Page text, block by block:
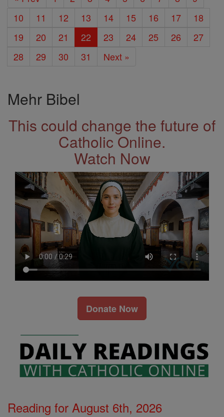
10
11 12 13 14 15 16 17
18
19
20 21 22 23 24 25 26
27
28
29 30 31 Next »
Mehr Bibel
This could change the future of
Catholic Online.
Watch Now
Donate Now
Reading for August 6th, 2026